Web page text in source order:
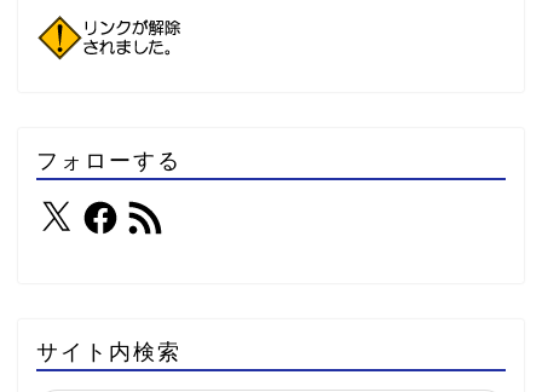
フォローする
サイト内検索